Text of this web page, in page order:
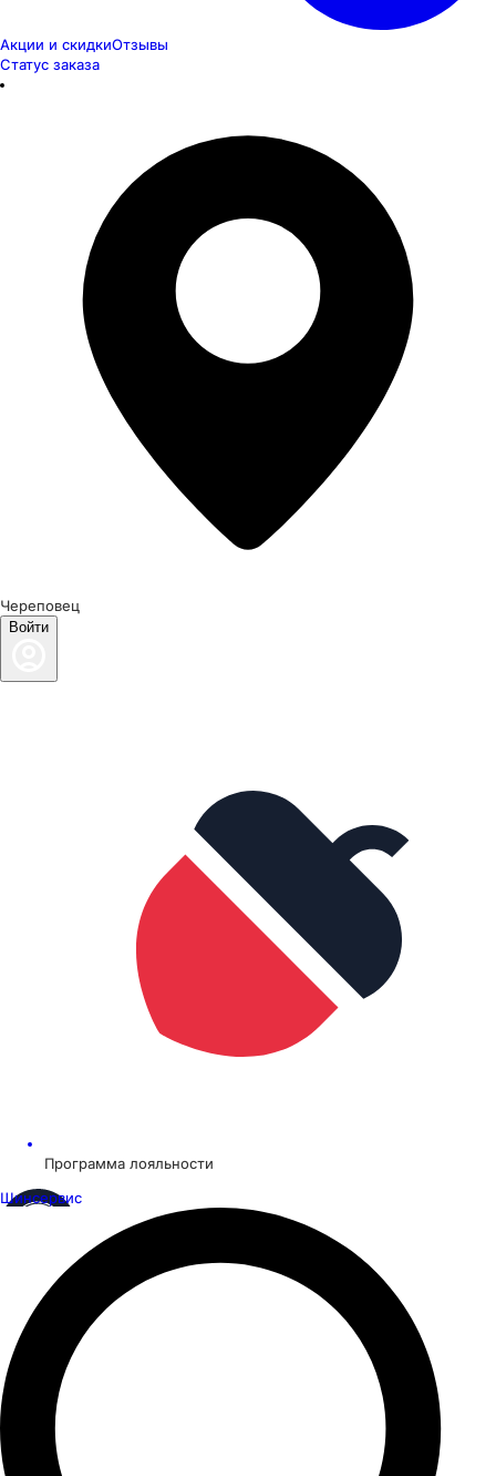
Акции и скидкиОтзывы
Статус заказа
Череповец
Войти
Программа лояльности
Шинсервис